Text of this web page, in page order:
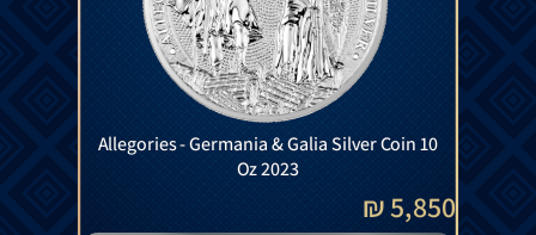
Allegories - Germania & Galia Silver Coin 10
Oz 2023
5,850 ₪